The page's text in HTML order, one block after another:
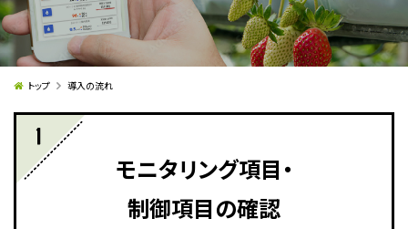
トップ 導入の流れ
モニタリング項目・
制御項目の確認